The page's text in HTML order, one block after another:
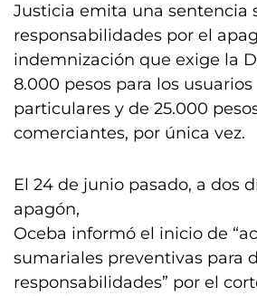
Justicia emita una sentencia
responsabilidades por el
indemnización que exige la
8.000 pesos para los usuarios
particulares y de 25.000
comerciantes, por única vez.
El 24 de junio pasado, a dos
apagón,
Oceba informó el inicio de
sumariales preventivas para
responsabilidades” por el